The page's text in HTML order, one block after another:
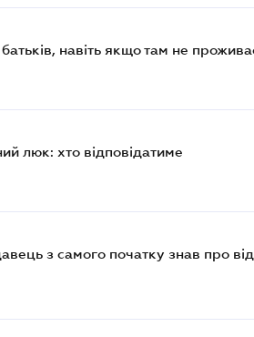
навіть якщо там не
люк: хто відповідатиме
з самого початку знав про